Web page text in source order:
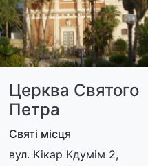
Церква Святого
Петра
Святі місця
вул. Кікар Кдумім 2,